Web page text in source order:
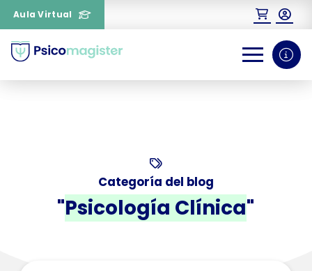
Aula Virtual
Categoría del blog
"Psicología Clínica"